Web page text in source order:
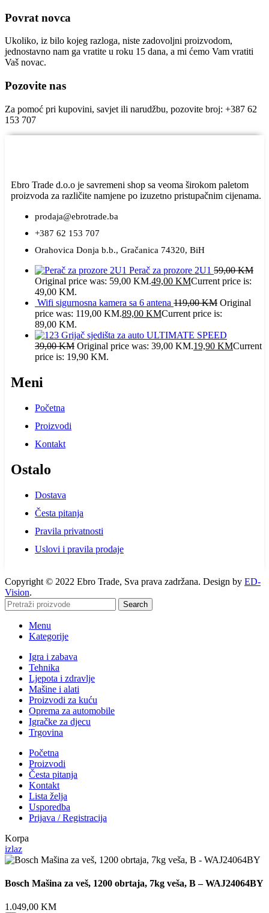
Povrat novca
Ukoliko, iz bilo kojeg razloga, niste zadovoljni proizvodom,
jednostavno nam ga vratite u roku 15 dana, a mi ćemo Vam vratiti
Vaš novac.
Pozovite nas
Za pomoć pri kupovini, savjet ili narudžbu, pozovite broj: +387 62
153 707
Ebro Trade d.o.o je savremeni shop sa veoma širokom paletom
proizvoda za različite namjene po izuzetno pristupačnim cijenama.
prodaja@ebrotrade.ba
+387 62 153 707
Orahovica Donja b.b., Gračanica 74320, BiH
Perač za prozore 2U1 59,00KM
Original price was: 59,00 KM.49,00 KMCurrent price is:
49,00 KM.
Wifi sigurnosna kamera sa 6 antena 119,00KM Original
price was: 119,00 KM.89,00 KMCurrent price is:
89,00 KM.
Grijač sjedišta za auto ULTIMATE SPEED
39,00KM Original price was: 39,00 KM.19,90 KMCurrent
price is: 19,90 KM.
Meni
Početna
Proizvodi
Kontakt
Ostalo
Dostava
Česta pitanja
Pravila privatnosti
Uslovi i pravila prodaje
Copyright © 2022 Ebro Trade, Sva prava zadržana. Design by ED-
Vision.
Search
Menu
Kategorije
Igra i zabava
Tehnika
Ljepota i zdravlje
Mašine i alati
Proizvodi za kuću
Oprema za automobile
Igračke za djecu
Trgovina
Početna
Proizvodi
Česta pitanja
Kontakt
Lista želja
Usporedba
Prijava / Registracija
Korpa
izlaz
Bosch Mašina za veš, 1200 obrtaja, 7kg veša, B – WAJ24064BY
1.049,00 KM